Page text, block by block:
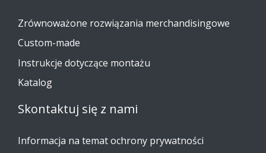
Zrównoważone rozwiązania merchandisingowe
Custom-made
Instrukcje dotyczące montażu
Katalog
Skontaktuj się z nami
Informacja na temat ochrony prywatności